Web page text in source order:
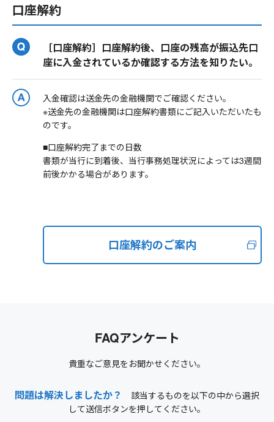
口座解約
［口座解約］口座解約後、口座の残高が振込先口
座に入金されているか確認する方法を知りたい。
入金確認は送金先の金融機関でご確認ください。
※送金先の金融機関は口座解約書類にご記入いただいたも
のです。
■口座解約完了までの日数
書類が当行に到着後、当行事務処理状況によっては3週間
前後かかる場合があります。
口座解約のご案内
FAQアンケート
貴重なご意見をお聞かせください。
問題は解決しましたか？
該当するものを以下の中から選択
して送信ボタンを押してください。